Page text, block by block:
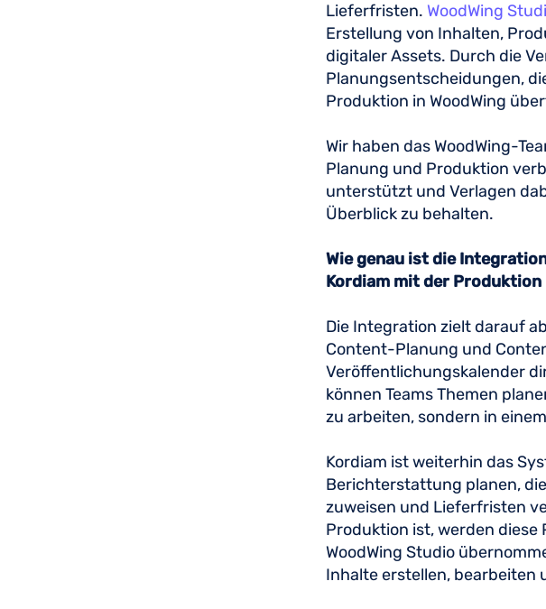
Lieferfristen. WoodWing
Erstellung von Inhalten,
digitaler Assets. Durch die
Planungsentscheidungen,
Produktion in WoodWing
Wir haben das WoodWing-
Planung und Produktion
unterstützt und Verlagen
Überblick zu behalten.
Wie genau ist die
Kordiam mit der
Die Integration zielt darauf
Content-Planung und
Veröffentlichungskalender
können Teams Themen
zu arbeiten, sondern in
Kordiam ist weiterhin das
Berichterstattung planen,
zuweisen und Lieferfristen
Produktion ist, werden
WoodWing Studio
Inhalte erstellen, bearbeiten